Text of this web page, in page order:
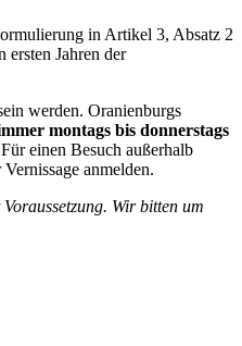
in Artikel 3, Absatz 2
ersten Jahren der
werden. Oranienburgs
montags bis donnerstags
Für einen Besuch außerhalb
anmelden.
Wir bitten um